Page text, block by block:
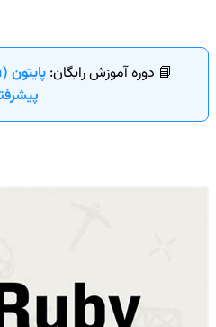
📘 دوره آموزش رایگان: